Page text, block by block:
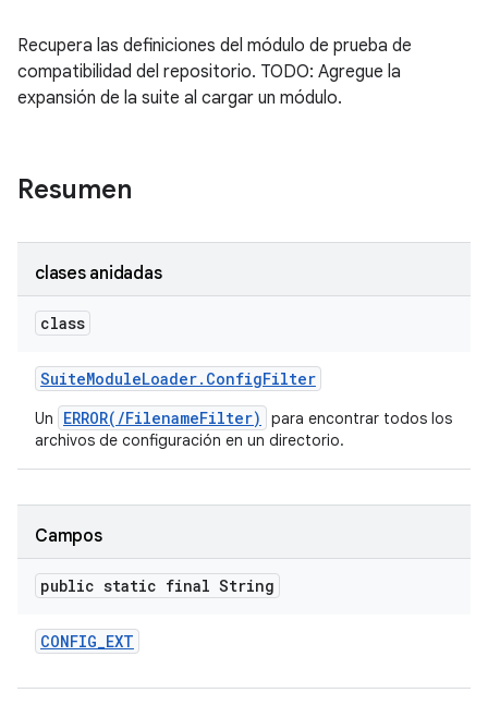
Recupera las definiciones del módulo de prueba de
compatibilidad del repositorio. TODO: Agregue la
expansión de la suite al cargar un módulo.
Resumen
clases anidadas
class
SuiteModuleLoader. ConfigFilter
Un ERROR(/FilenameFilter)
para encontrar todos los
archivos de configuración en un directorio.
Campos
public static final String
CONFIG_EXT